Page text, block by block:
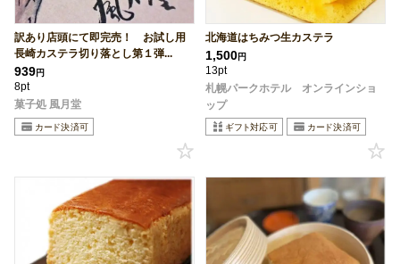
訳あり店頭にて即完売！ お試し用
長崎カステラ切り落とし第１弾...
939円
8pt
菓子処 風月堂
北海道はちみつ生カステラ
1,500円
13pt
札幌パークホテル オンラインショ
ップ